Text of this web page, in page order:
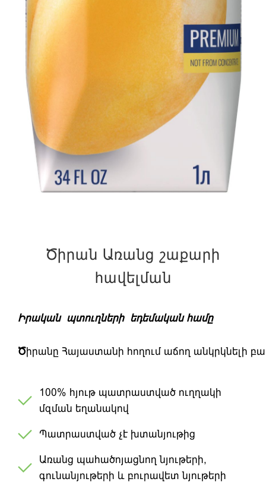
Ծիրան Առանց շաքարի
հավելման
Իրական պտուղների եդեմական համը
Ծիրանը Հայաստանի հողում աճող անկրկնելի
100% հյութ պատրաստված ուղղակի
մզման եղանակով
Պատրաստված չէ խտանյութից
Առանց պահածոյացնող նյութերի,
գունանյութերի և բուրավետ նյութերի